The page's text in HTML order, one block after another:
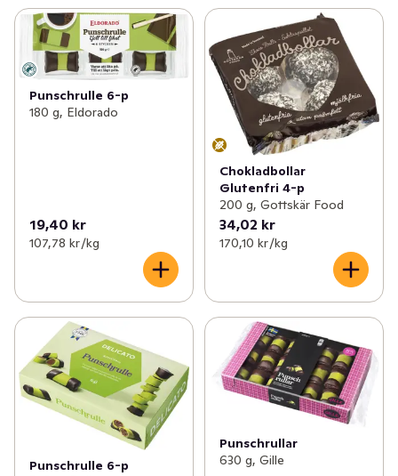
Punschrulle 6-p
180 g, Eldorado
19,40 kr
107,78 kr /kg
Chokladbollar
Glutenfri 4-p
200 g, Gottskär Food
34,02 kr
170,10 kr /kg
Punschrulle 6-p
Punschrullar
630 g, Gille